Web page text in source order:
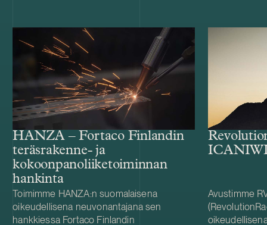
HANZA – Fortaco Finlandin
teräsrakenne- ja
kokoonpanoliiketoiminnan
hankinta
Toimimme HANZA:n suomalaisena
oikeudellisena neuvonantajana sen
hankkiessa Fortaco Finlandin
Avustimme